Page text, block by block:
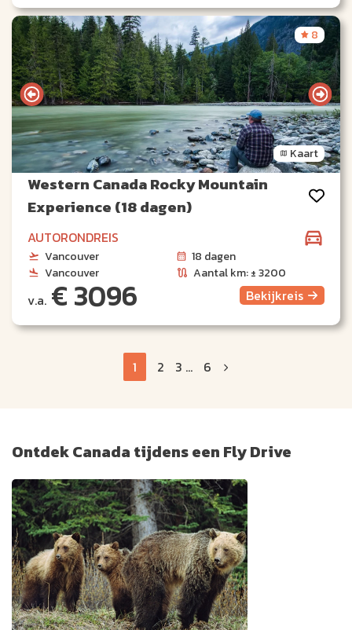
8
Kaart
Western Canada Rocky Mountain
Experience (18 dagen)
AUTORONDREIS
Vancouver
18 dagen
Vancouver
Aantal km: ± 3200
v.a. € 3096 Bekijkreis
1 2 3 ... 6
Ontdek Canada tijdens een Fly Drive